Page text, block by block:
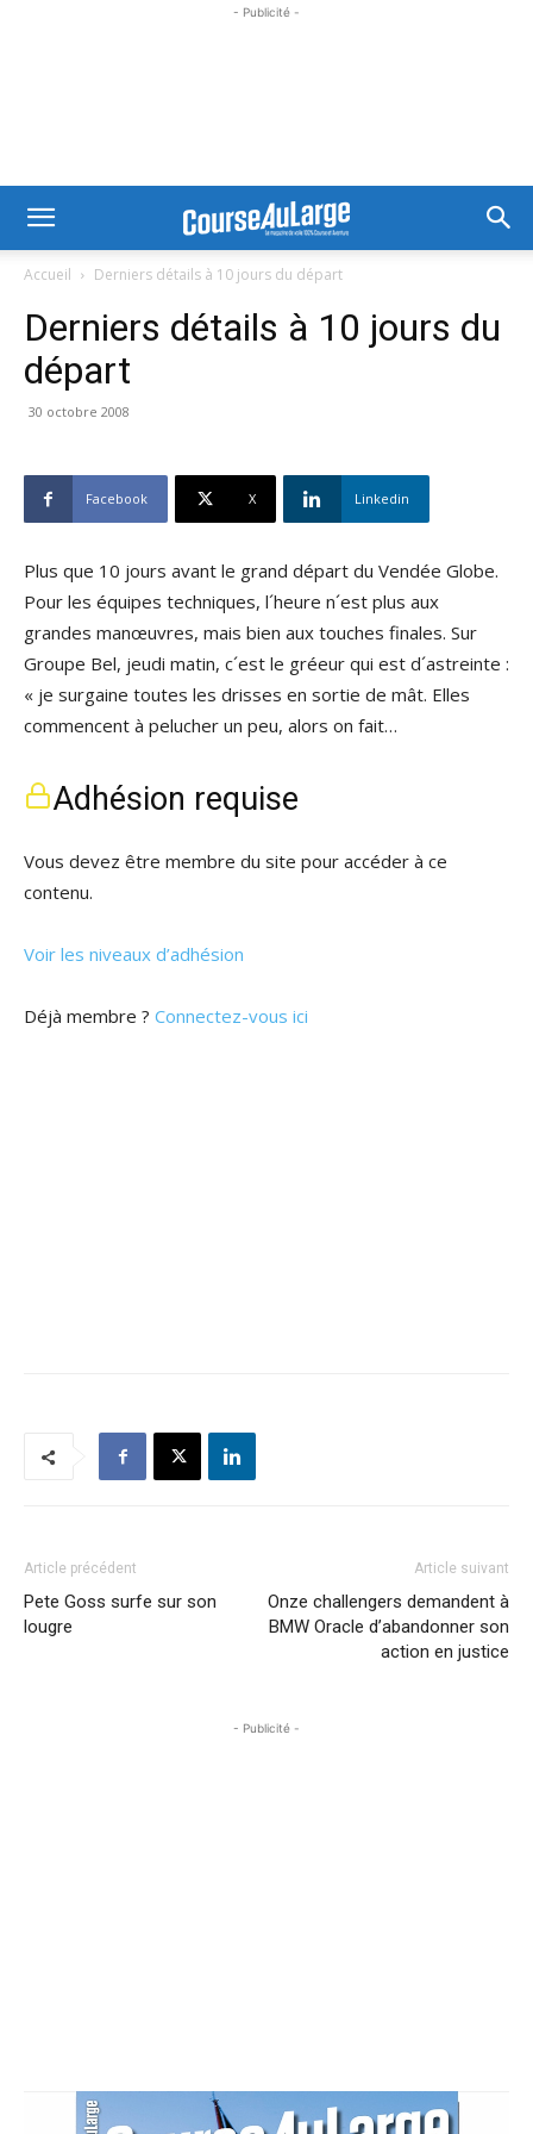
- Publicité -
Accueil Derniers détails à 10 jours du départ
Derniers détails à 10 jours du
départ
30 octobre 2008
Facebook X Linkedin
Plus que 10 jours avant le grand départ du Vendée Globe.
Pour les équipes techniques, l´heure n´est plus aux
grandes manœuvres, mais bien aux touches finales. Sur
Groupe Bel, jeudi matin, c´est le gréeur qui est d´astreinte :
« je surgaine toutes les drisses en sortie de mât. Elles
commencent à pelucher un peu, alors on fait…
Adhésion requise
Vous devez être membre du site pour accéder à ce
contenu.
Voir les niveaux d’adhésion
Déjà membre ? Connectez-vous ici
Article précédent
Pete Goss surfe sur son
lougre
Article suivant
Onze challengers demandent à
BMW Oracle d’abandonner son
action en justice
- Publicité -